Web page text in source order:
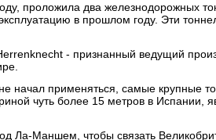
проложила два железнодорожных
в прошлом году. Эти
- признанный ведущий
начал применяться, самые крупные
чуть более 15 метров в Испании,
Ла-Маншем, чтобы связать